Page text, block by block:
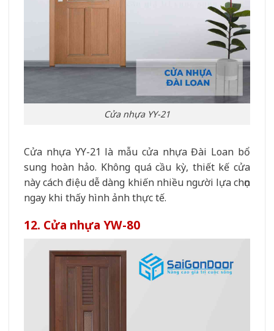
Cửa nhựa YY-21
Cửa nhựa YY-21 là mẫu cửa nhựa Đài Loan bổ
sung hoàn hảo. Không quá cầu kỳ, thiết kế cửa
này cách điệu dễ dàng khiến nhiều người lựa chọn
ngay khi thấy hình ảnh thực tế.
12. Cửa nhựa YW-80